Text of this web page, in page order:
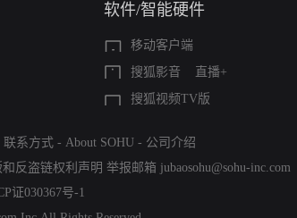
软件/智能硬件
移动客户端
搜狐影音
直播+
搜狐视频TV版
联系方式 - About SOHU - 公司介绍
和反盗链权利声明 举报邮箱 jubaosohu@sohu-inc.com
证030367号-1